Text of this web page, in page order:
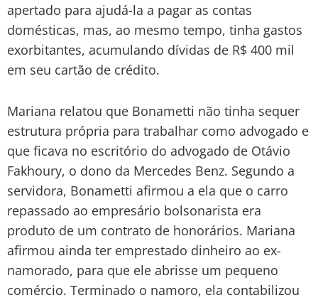
apertado para ajudá-la a pagar as contas
domésticas, mas, ao mesmo tempo, tinha gastos
exorbitantes, acumulando dívidas de R$ 400 mil
em seu cartão de crédito.
Mariana relatou que Bonametti não tinha sequer
estrutura própria para trabalhar como advogado e
que ficava no escritório do advogado de Otávio
Fakhoury, o dono da Mercedes Benz. Segundo a
servidora, Bonametti afirmou a ela que o carro
repassado ao empresário bolsonarista era
produto de um contrato de honorários. Mariana
afirmou ainda ter emprestado dinheiro ao ex-
namorado, para que ele abrisse um pequeno
comércio. Terminado o namoro, ela contabilizou